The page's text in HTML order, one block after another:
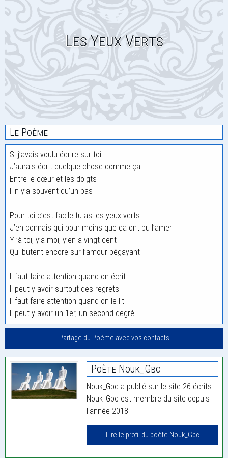
Les Yeux Verts
Le Poème
Si j’avais voulu écrire sur toi
J’aurais écrit quelque chose comme ça
Entre le cœur et les doigts
Il n y’a souvent qu’un pas
Pour toi c’est facile tu as les yeux verts
J’en connais qui pour moins que ça ont bu l’amer
Y ’à toi, y’a moi, y’en a vingt-cent
Qui butent encore sur l’amour bégayant
Il faut faire attention quand on écrit
Il peut y avoir surtout des regrets
Il faut faire attention quand on le lit
Il peut y avoir un 1er, un second degré
Partage du Poème avec vos contacts
Poète Nouk_Gbc
Nouk_Gbc a publié sur le site 26 écrits.
Nouk_Gbc est membre du site depuis
l'année 2018.
Lire le profil du poète Nouk_Gbc